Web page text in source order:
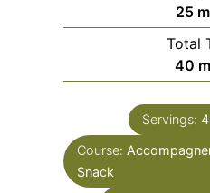
25
Total
40
Servings: 4
Course:
Snack